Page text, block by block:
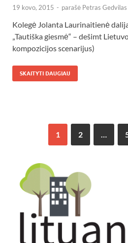
19 kovo, 2015 - parašė Petras Gedvilas
Kolegė Jolanta Laurinaitienė
„Tautiška giesmė“ – dešimt
kompozicijos scenarijus)
SKAITYTI DAUGIAU
1 2